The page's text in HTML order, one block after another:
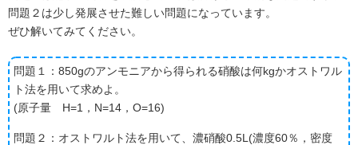
問題２は少し発展させた難しい問題になっています。
ぜひ解いてみてください。
問題１：850gのアンモニアから得られる硝酸は何kgかオストワル
ト法を用いて求めよ。
(原子量 H=1，N=14，O=16)
問題２：オストワルト法を用いて、濃硝酸0.5L(濃度60％，密度